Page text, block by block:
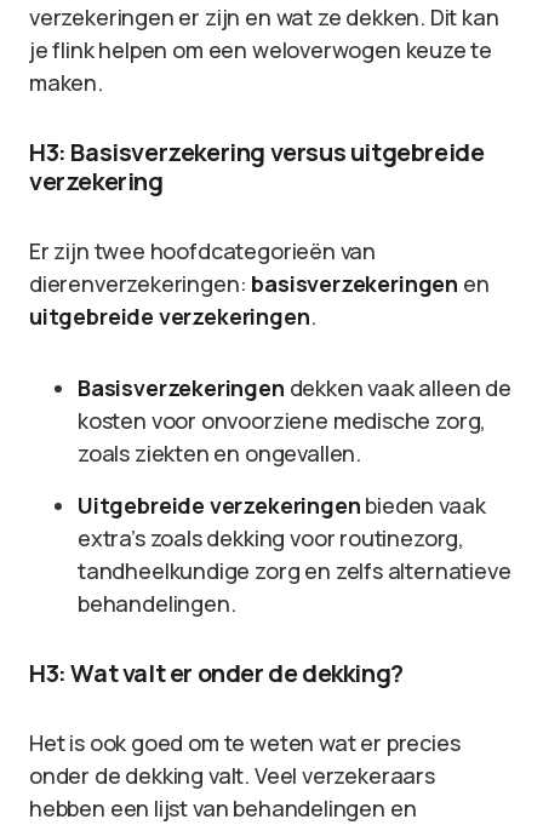
verzekeringen er zijn en wat ze dekken. Dit kan
je flink helpen om een weloverwogen keuze te
maken.
H3: Basisverzekering versus uitgebreide
verzekering
Er zijn twee hoofdcategorieën van
dierenverzekeringen: basisverzekeringen en
uitgebreide verzekeringen.
Basisverzekeringen dekken vaak alleen de
kosten voor onvoorziene medische zorg,
zoals ziekten en ongevallen.
Uitgebreide verzekeringen bieden vaak
extra’s zoals dekking voor routinezorg,
tandheelkundige zorg en zelfs alternatieve
behandelingen.
H3: Wat valt er onder de dekking?
Het is ook goed om te weten wat er precies
onder de dekking valt. Veel verzekeraars
hebben een lijst van behandelingen en